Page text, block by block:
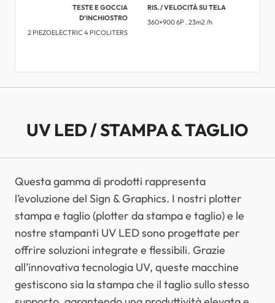
TESTE E GOCCIA
D’INCHIOSTRO
2 PIEZOELECTRIC 4 PICOLITERS
RIS. / VELOCITÀ SU TELA
360×900 6P . 23m2 /h
UV LED / STAMPA & TAGLIO
Questa gamma di prodotti rappresenta
l’evoluzione del Sign & Graphics. I nostri plotter
stampa e taglio (plotter da stampa e taglio) e le
nostre stampanti UV LED sono progettate per
offrire soluzioni integrate e flessibili. Grazie
all’innovativa tecnologia UV, queste macchine
gestiscono sia la stampa che il taglio sullo stesso